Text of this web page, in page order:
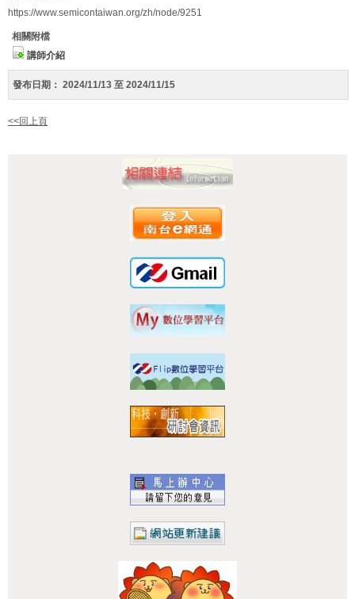
https://www.semicontaiwan.org/zh/node/9251
相關附檔
講師介紹
發布日期： 2024/11/13 至 2024/11/15
<<回上頁